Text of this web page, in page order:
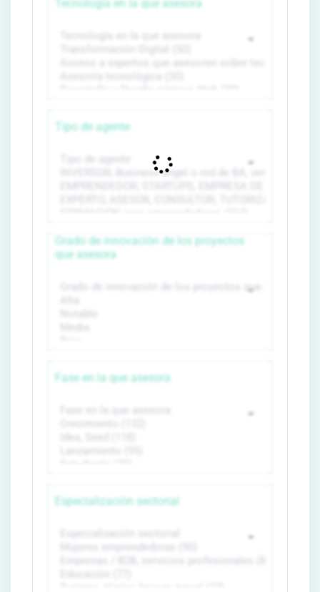
Tecnología en la que asesora
Tipo de agente
Grado de innovación de los proyectos
que asesora
Fase en la que asesora
Especialización sectorial